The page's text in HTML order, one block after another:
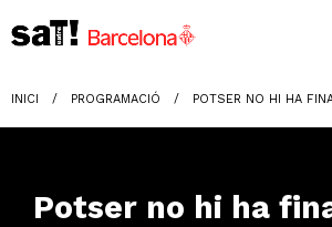
INICI PROGRAMACIÓ POTSER NO HI HA
Potser no hi ha